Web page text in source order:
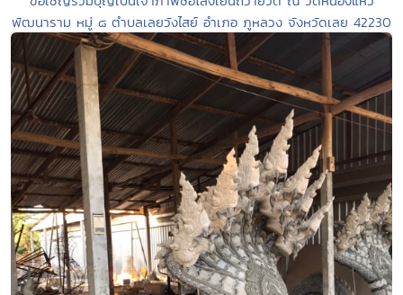
พัฒนาราม หมู่ ๘ ตำบลเลยวังไสย์ อำเภอ ภูหลวง จังหวัดเลย 42230